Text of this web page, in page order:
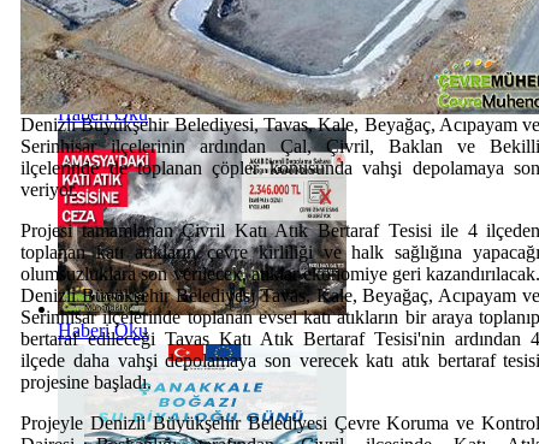
Haberi Oku
Haberi Oku
Denizli Büyükşehir Belediyesi, Tavas, Kale, Beyağaç, Acıpayam
Serinhisar ilçelerinin ardından Çal, Çivril, Baklan ve
ilçelerinde de toplanan çöpler konusunda vahşi depolamaya
veriyor.
Projesi tamamlanan Çivril Katı Atık Bertaraf Tesisi ile 4
toplanan katı atıkların çevre kirliliği ve halk sağlığına
olumsuzluklara son verilecek, atıklar ekonomiye geri
Denizli Büyükşehir Belediyesi Tavas, Kale, Beyağaç, Acıpayam
Serinhisar ilçelerinde toplanan evsel katı atıkların bir araya
bertaraf edileceği Tavas Katı Atık Bertaraf Tesisi'nin ardından
ilçede daha vahşi depolamaya son verecek katı atık bertaraf
projesine başladı.
Projeyle Denizli Büyükşehir Belediyesi Çevre Koruma ve